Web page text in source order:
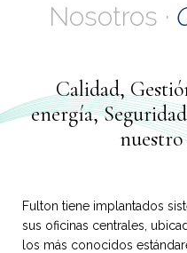
Nosotros ·
Calidad,
energía,
Fulton tiene implantados
sus oficinas centrales,
los más conocidos